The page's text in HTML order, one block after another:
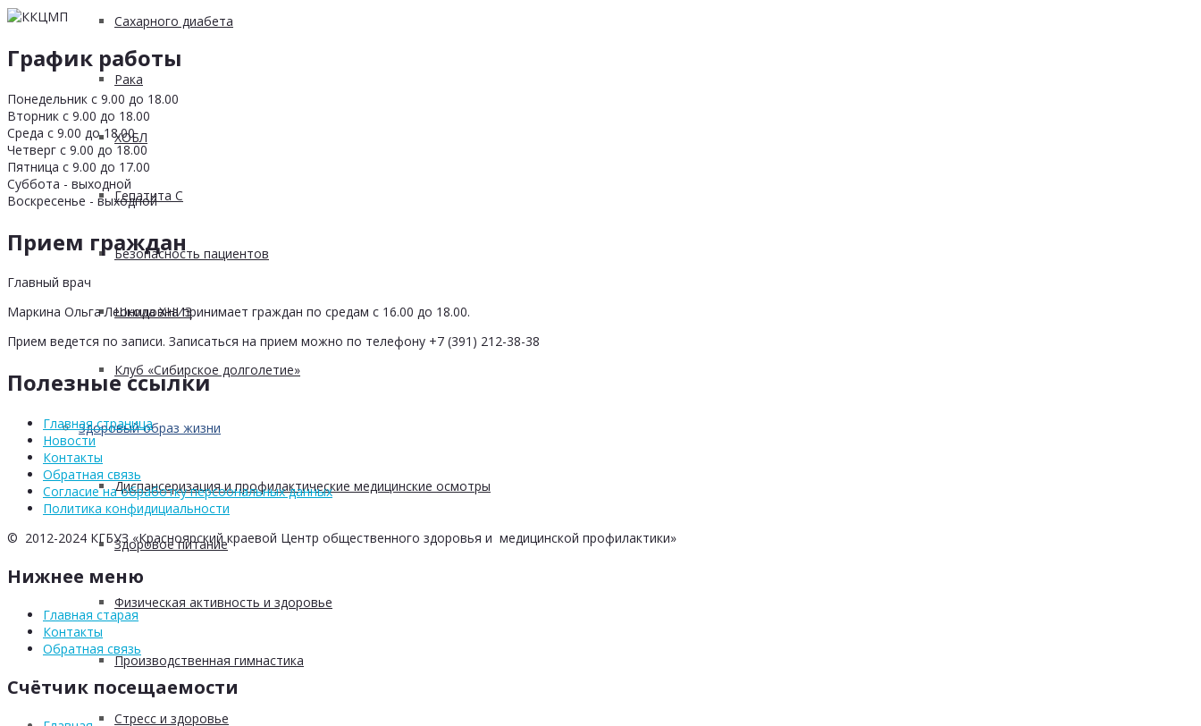
Сахарного диабета
Рака
ХОБЛ
Гепатита С
Безопасность пациентов
Школа ХНИЗ
Клуб «Сибирское долголетие»
Здоровый образ жизни
Диспансеризация и профилактические медицинские осмотры
Здоровое питание
Физическая активность и здоровье
Производственная гимнастика
Стресс и здоровье
График работы
Понедельник с 9.00 до 18.00
Вторник с 9.00 до 18.00
Среда с 9.00 до 18.00
Четверг с 9.00 до 18.00
Пятница с 9.00 до 17.00
Суббота - выходной
Воскресенье - выходной
Прием граждан
Главный врач
Маркина Ольга Леонидовна принимает граждан по средам с 16.00 до 18.00.
Прием ведется по записи. Записаться на прием можно по телефону +7 (391) 212-38-38
Полезные ссылки
Главная страница
Новости
Контакты
Обратная связь
Согласие на обработку персоональных данных
Политика конфидициальности
© 2012-2024 КГБУЗ «Красноярский краевой Центр общественного здоровья и медицинской профилактики»
Нижнее меню
Главная старая
Контакты
Обратная связь
Счётчик посещаемости